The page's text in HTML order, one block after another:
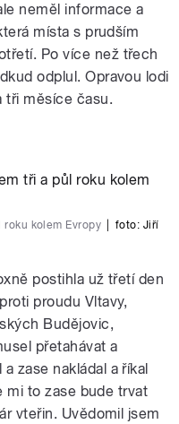
neměl informace a
místa s prudším
Po více než třech
odplul. Opravou lodi
tři měsíce času.
roku kolem Evropy foto: Jiří
postihla už třetí den
proudu Vltavy,
Budějovic,
přetahávat a
zase nakládal a říkal
mi to zase bude trvat
vteřin. Uvědomil jsem